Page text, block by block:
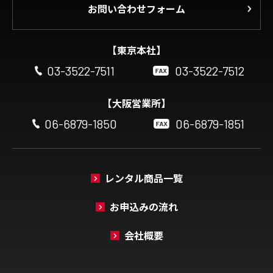
お問い合わせフォーム
【東京本社】
03-3522-7511
03-3522-7512
【大阪営業所】
06-6879-1850
06-6879-1851
レンタル商品一覧
お申込みの流れ
会社概要